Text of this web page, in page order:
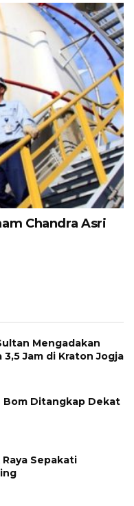
Chandra Asri
Mengadakan
Jam di Kraton Jogja
Bom Ditangkap Dekat
Raya Sepakati